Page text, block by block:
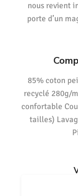
nous revient
porte d’un
85% coton
recyclé 280g/
confortable
tailles)